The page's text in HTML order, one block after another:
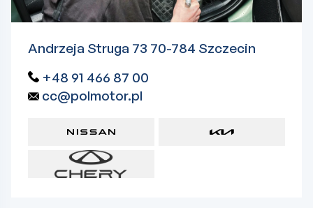
Andrzeja Struga 73 70-784 Szczecin
+48 91 466 87 00
cc@polmotor.pl